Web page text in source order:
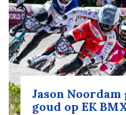
Jason
goud op EK